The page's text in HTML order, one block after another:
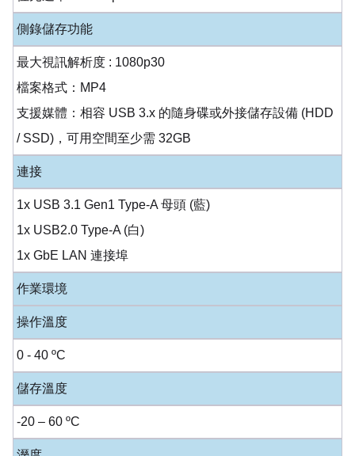
側錄儲存功能
最大視訊解析度 : 1080p30
檔案格式：MP4
支援媒體：相容 USB 3.x 的隨身碟或外接儲存設備 (HDD
/ SSD)，可用空間至少需 32GB
連接
1x USB 3.1 Gen1 Type-A 母頭 (藍)
1x USB2.0 Type-A (白)
1x GbE LAN 連接埠
作業環境
操作溫度
0 - 40 ºC
儲存溫度
-20 – 60 ºC